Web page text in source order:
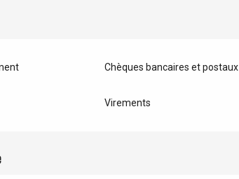
Paris 1h30
Chèques bancaires et postaux
Virements